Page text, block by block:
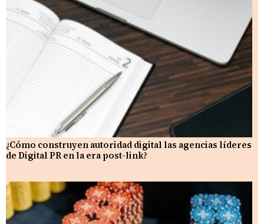
¿Cómo construyen autoridad digital las agencias líderes
de Digital PR en la era post-link?